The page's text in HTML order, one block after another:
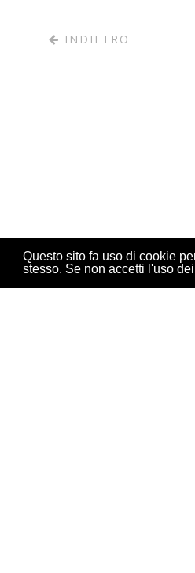
Questo sito fa uso di cookie
stesso. Se non accetti l'uso
INDIETRO